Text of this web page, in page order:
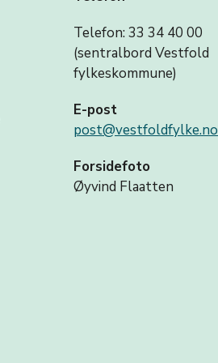
Telefon: 33 34 40 00
(sentralbord Vestfold
fylkeskommune)
E-post
post@vestfoldfylke.no
Forsidefoto
Øyvind Flaatten